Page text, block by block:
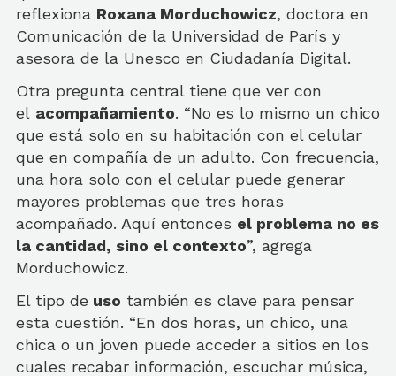
reflexiona Roxana Morduchowicz, doctora en
Comunicación de la Universidad de París y
asesora de la Unesco en Ciudadanía Digital.
Otra pregunta central tiene que ver con
el acompañamiento. “No es lo mismo un chico
que está solo en su habitación con el celular
que en compañía de un adulto. Con frecuencia,
una hora solo con el celular puede generar
mayores problemas que tres horas
acompañado. Aquí entonces el problema no es
la cantidad, sino el contexto”, agrega
Morduchowicz.
El tipo de uso también es clave para pensar
esta cuestión. “En dos horas, un chico, una
chica o un joven puede acceder a sitios en los
cuales recabar información, escuchar música,